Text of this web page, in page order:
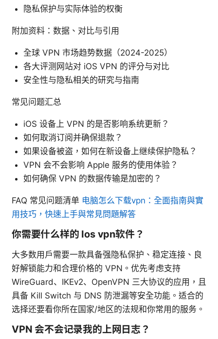
隐私保护与实际体验的权衡
附加资料：数据、对比与引用
全球 VPN 市场趋势数据（2024-2025）
各大评测网站对 iOS VPN 的评分与对比
安全性与隐私相关的研究与指南
常见问题汇总
iOS 设备上 VPN 的是否影响系统更新？
如何取消订阅并确保退款？
如果设备被盗，如何在新设备上继续保护隐私？
VPN 会不会影响 Apple 服务的使用体验？
如何确保 VPN 的数据传输是加密的？
FAQ 常见问题清单 电脑怎么下载vpn：全面指南與實
用技巧，快速上手與常見問題解答
你需要什么样的 Ios vpn软件？
大多数用户需要一款具备强隐私保护、稳定连接、良
好解锁能力和合理价格的 VPN。优先考虑支持
WireGuard、IKEv2、OpenVPN 三大协议的应用，且
具备 Kill Switch 与 DNS 防泄漏等安全功能。适合的
选择还要看你所在国家/地区的法规和你常用的服务。
VPN 会不会记录我的上网日志？